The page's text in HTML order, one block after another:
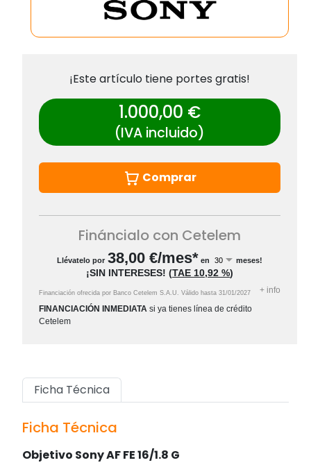
¡Este artículo tiene portes gratis!
1.000,00 €
(IVA incluido)
Comprar
Fináncialo con Cetelem
Llévatelo por 38,00 €/mes* en meses!
¡SIN INTERESES! (TAE 10,92 %)
Financiación ofrecida por Banco Cetelem S.A.U. Válido hasta 31/01/2027 + info
FINANCIACIÓN INMEDIATA si ya tienes línea de crédito
Cetelem
Ficha Técnica
Ficha Técnica
Objetivo Sony AF FE 16/1.8 G